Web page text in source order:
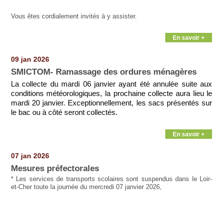
Vous êtes cordialement invités à y assister.
En savoir +
09 jan 2026
SMICTOM- Ramassage des ordures ménagères
La collecte du mardi 06 janvier ayant été annulée suite aux
conditions météorologiques, la prochaine collecte aura lieu le
mardi 20 janvier. Exceptionnellement, les sacs présentés sur
le bac ou à côté seront collectés.
En savoir +
07 jan 2026
Mesures préfectorales
* Les services de transports scolaires sont suspendus dans le Loir-
et-Cher toute la journée du mercredi 07 janvier 2026,